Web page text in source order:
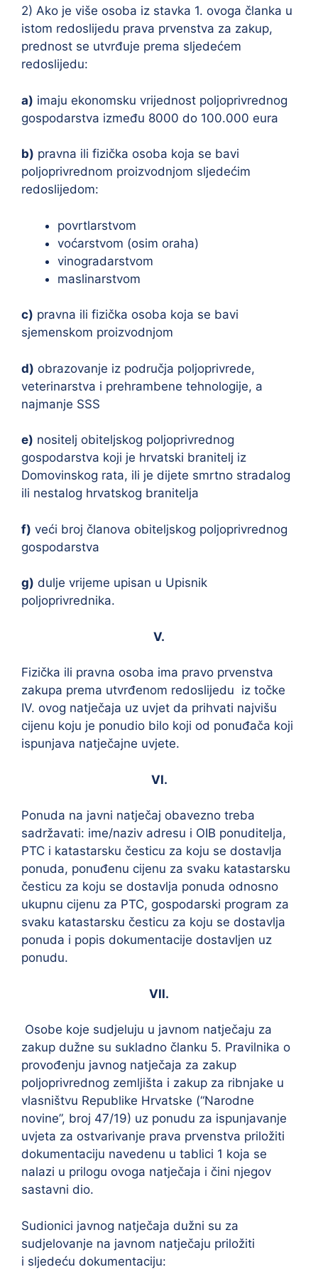
2) Ako je više osoba iz stavka 1. ovoga članka u
istom redoslijedu prava prvenstva za zakup,
prednost se utvrđuje prema sljedećem
redoslijedu:
a) imaju ekonomsku vrijednost poljoprivrednog
gospodarstva između 8000 do 100.000 eura
b) pravna ili fizička osoba koja se bavi
poljoprivrednom proizvodnjom sljedećim
redoslijedom:
povrtlarstvom
voćarstvom (osim oraha)
vinogradarstvom
maslinarstvom
c) pravna ili fizička osoba koja se bavi
sjemenskom proizvodnjom
d) obrazovanje iz područja poljoprivrede,
veterinarstva i prehrambene tehnologije, a
najmanje SSS
e) nositelj obiteljskog poljoprivrednog
gospodarstva koji je hrvatski branitelj iz
Domovinskog rata, ili je dijete smrtno stradalog
ili nestalog hrvatskog branitelja
f) veći broj članova obiteljskog poljoprivrednog
gospodarstva
g) dulje vrijeme upisan u Upisnik
poljoprivrednika.
V.
Fizička ili pravna osoba ima pravo prvenstva
zakupa prema utvrđenom redoslijedu iz točke
IV. ovog natječaja uz uvjet da prihvati najvišu
cijenu koju je ponudio bilo koji od ponuđača koji
ispunjava natječajne uvjete.
VI.
Ponuda na javni natječaj obavezno treba
sadržavati: ime/naziv adresu i OIB ponuditelja,
PTC i katastarsku česticu za koju se dostavlja
ponuda, ponuđenu cijenu za svaku katastarsku
česticu za koju se dostavlja ponuda odnosno
ukupnu cijenu za PTC, gospodarski program za
svaku katastarsku česticu za koju se dostavlja
ponuda i popis dokumentacije dostavljen uz
ponudu.
VII.
Osobe koje sudjeluju u javnom natječaju za
zakup dužne su sukladno članku 5. Pravilnika o
provođenju javnog natječaja za zakup
poljoprivrednog zemljišta i zakup za ribnjake u
vlasništvu Republike Hrvatske (“Narodne
novine”, broj 47/19) uz ponudu za ispunjavanje
uvjeta za ostvarivanje prava prvenstva priložiti
dokumentaciju navedenu u tablici 1 koja se
nalazi u prilogu ovoga natječaja i čini njegov
sastavni dio.
Sudionici javnog natječaja dužni su za
sudjelovanje na javnom natječaju priložiti
i sljedeću dokumentaciju: